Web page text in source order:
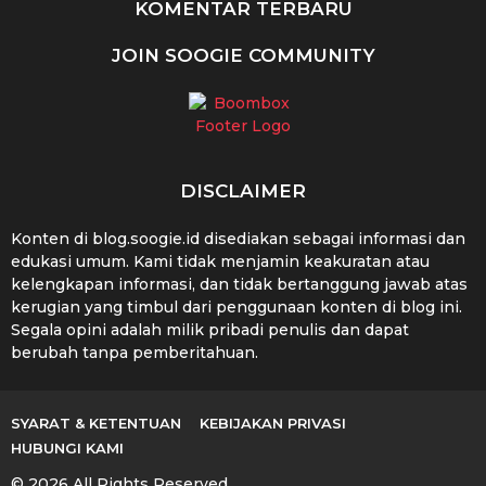
KOMENTAR TERBARU
JOIN SOOGIE COMMUNITY
DISCLAIMER
Konten di blog.soogie.id disediakan sebagai informasi dan
edukasi umum. Kami tidak menjamin keakuratan atau
kelengkapan informasi, dan tidak bertanggung jawab atas
kerugian yang timbul dari penggunaan konten di blog ini.
Segala opini adalah milik pribadi penulis dan dapat
berubah tanpa pemberitahuan.
SYARAT & KETENTUAN
KEBIJAKAN PRIVASI
HUBUNGI KAMI